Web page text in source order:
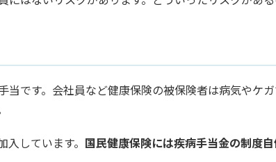
当です。会社員など健康保険の被保険者は病気やケ
しています。 国民健康保険には疾病手当金の制度